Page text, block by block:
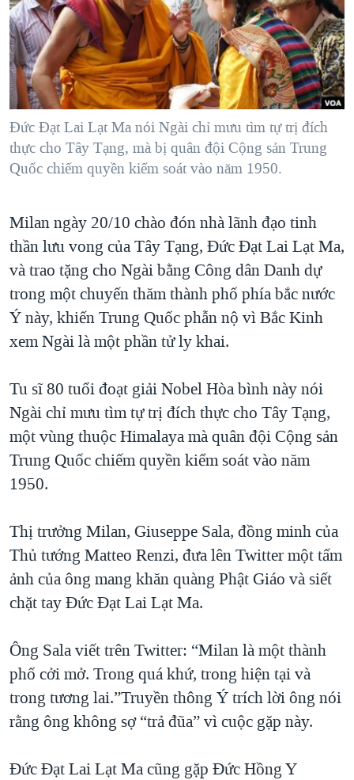
"Tìm"NGƯỜI VIỆT HẢI NGOẠI
ĐỜI SỐNG
KINH TẾ
KHOA HỌC
SỨC KHOẺ
GIÁO DỤC
TẠI
HÀNH TRÌNH BẦU CỬ 2024
MỘT NĂM CHIẾN TRANH TẠI DẢI GAZA
GIẢI MÃ VÀNH ĐAI & CON ĐƯỜNG
TRỊNH VĨNH BÌNH - NGƯỜI HẠ 'BÊN THẮNG CUỘC'
GROUND ZERO – XƯA VÀ NAY
CÁC GIÁ TRỊ CỘNG HÒA Ở VIỆT NAM
THƯỢNG ĐỈNH TRUMP-KIM TẠI VIỆT NAM
TRỊNH VĨNH BÌNH VS. CHÍNH PHỦ VIỆT NAM
NGƯ DÂN VIỆT VÀ LÀN SÓNG TRỘM HẢI SÂM
BÊN KIA QUỐC LỘ: TIẾNG VỌNG TỪ NÔNG THÔN MỸ
VIDEO
NGHE
MẠNG XÃ HỘI
Ngôn ngữ khác
Đức Đạt Lai Lạt Ma nói Ngài chỉ mưu tìm tự trị đích
thực cho Tây Tạng, mà bị quân đội Cộng sản Trung
Quốc chiếm quyền kiểm soát vào năm 1950.
Milan ngày 20/10 chào đón nhà lãnh đạo tinh
thần lưu vong của Tây Tạng, Đức Đạt Lai Lạt Ma,
và trao tặng cho Ngài bằng Công dân Danh dự
trong một chuyến thăm thành phố phía bắc nước
Ý này, khiến Trung Quốc phẫn nộ vì Bắc Kinh
xem Ngài là một phần tử ly khai.
Tu sĩ 80 tuổi đoạt giải Nobel Hòa bình này nói
Ngài chỉ mưu tìm tự trị đích thực cho Tây Tạng,
một vùng thuộc Himalaya mà quân đội Cộng sản
Trung Quốc chiếm quyền kiểm soát vào năm
1950.
Thị trưởng Milan, Giuseppe Sala, đồng minh của
Thủ tướng Matteo Renzi, đưa lên Twitter một tấm
ảnh của ông mang khăn quàng Phật Giáo và siết
chặt tay Đức Đạt Lai Lạt Ma.
Ông Sala viết trên Twitter: “Milan là một thành
phố cởi mở. Trong quá khứ, trong hiện tại và
trong tương lai.”Truyền thông Ý trích lời ông nói
rằng ông không sợ “trả đũa” vì cuộc gặp này.
Đức Đạt Lai Lạt Ma cũng gặp Đức Hồng Y